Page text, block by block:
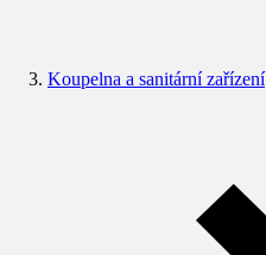
Koupelna a sanitární zařízení